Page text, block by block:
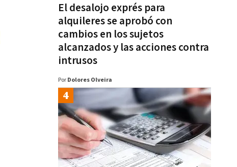
El desalojo exprés para
alquileres se aprobó con
cambios en los sujetos
alcanzados y las acciones contra
intrusos
Por Dolores Olveira